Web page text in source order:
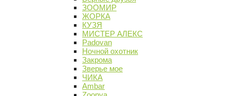
ЗООМИР
ЖОРКА
КУЗЯ
МИСТЕР АЛЕКС
Padovan
Ночной охотник
Закрома
Зверье мое
ЧИКА
Ambar